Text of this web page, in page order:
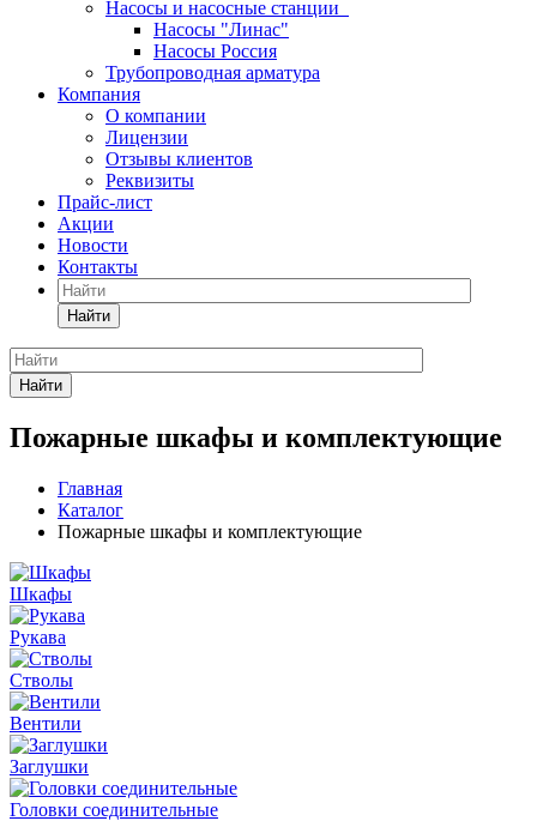
Насосы и насосные станции
Насосы "Линас"
Насосы Россия
Трубопроводная арматура
Компания
О компании
Лицензии
Отзывы клиентов
Реквизиты
Прайс-лист
Акции
Новости
Контакты
Найти
Найти
Пожарные шкафы и комплектующие
Главная
Каталог
Пожарные шкафы и комплектующие
Шкафы
Рукава
Стволы
Вентили
Заглушки
Головки соединительные